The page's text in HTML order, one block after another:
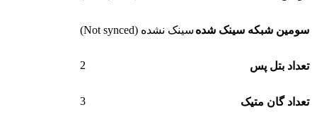
سومین شبکه سینک شده سینک نشده (Not synced)
تعداد بتل پس 2
تعداد گان متیک 3